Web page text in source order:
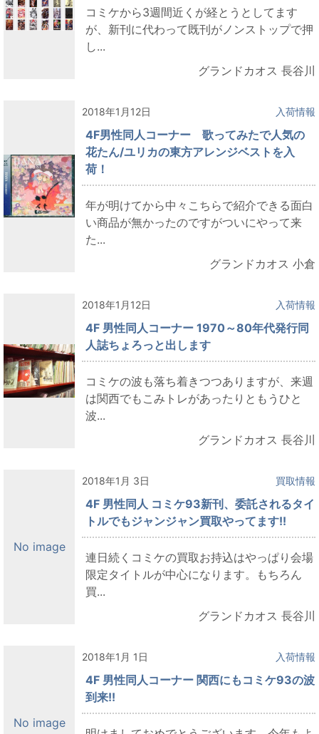
コミケから3週間近くが経とうとしてます
が、新刊に代わって既刊がノンストップで押
し...
グランドカオス 長谷川
2018年1月12日 入荷情報
4F男性同人コーナー 歌ってみたで人気の
花たん/ユリカの東方アレンジベストを入
荷！
年が明けてから中々こちらで紹介できる面白
い商品が無かったのですがついにやって来
た...
グランドカオス 小倉
2018年1月12日 入荷情報
4F 男性同人コーナー 1970～80年代発行同
人誌ちょろっと出します
コミケの波も落ち着きつつありますが、来週
は関西でもこみトレがあったりともうひと
波...
グランドカオス 長谷川
No image
2018年1月 3日 買取情報
4F 男性同人 コミケ93新刊、委託されるタイ
トルでもジャンジャン買取やってます!!
連日続くコミケの買取お持込はやっぱり会場
限定タイトルが中心になります。もちろん
買...
グランドカオス 長谷川
No image
2018年1月 1日 入荷情報
4F 男性同人コーナー 関西にもコミケ93の波
到来!!